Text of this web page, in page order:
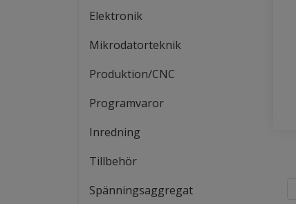
Elektronik
Mikrodatorteknik
Produktion/CNC
Programvaror
Inredning
Tillbehör
Spänningsaggregat